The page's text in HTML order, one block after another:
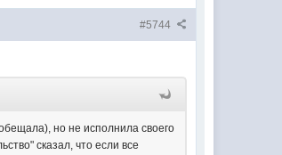
#5744
но не исполнила своего
сказал, что если все